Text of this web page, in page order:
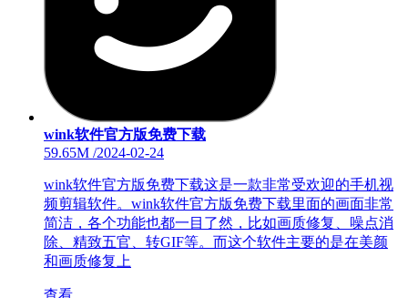
wink软件官方版免费下载
59.65M /2024-02-24
wink软件官方版免费下载这是一款非常受欢迎的手机视
频剪辑软件。wink软件官方版免费下载里面的画面非常
简洁，各个功能也都一目了然，比如画质修复、噪点消
除、精致五官、转GIF等。而这个软件主要的是在美颜
和画质修复上